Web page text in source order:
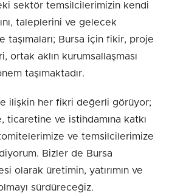
sektör temsilcilerimizin kendi
taleplerini ve gelecek
taşımaları; Bursa için fikir, proje
ortak aklın kurumsallaşması
taşımaktadır.
ilişkin her fikri değerli görüyor;
ticaretine ve istihdamına katkı
ve temsilcilerimize
Bizler de Bursa
olarak üretimin, yatırımın ve
sürdüreceğiz.